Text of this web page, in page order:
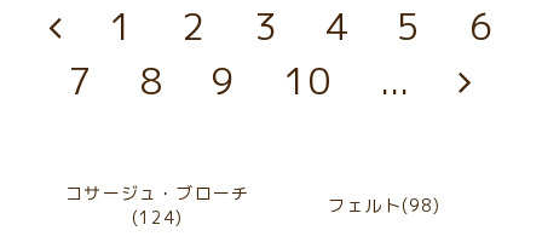
1 2 3 4 5
6
7
8 9 10 ...
コサージュ・ブローチ
(124)
フェルト(98)